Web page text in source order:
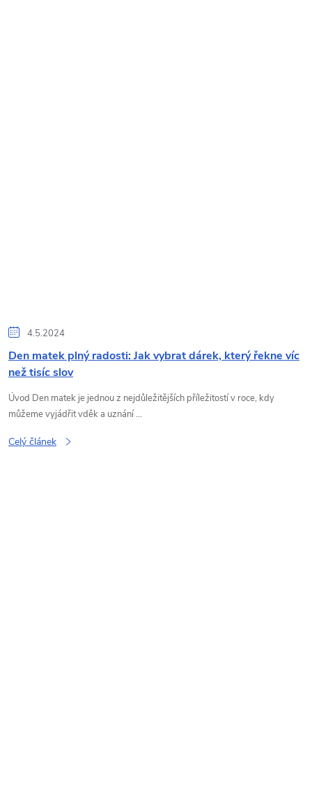
4.5.2024
Den matek plný radosti: Jak vybrat dárek, který řekne víc
než tisíc slov
Úvod Den matek je jednou z nejdůležitějších příležitostí v roce, kdy
můžeme vyjádřit vděk a uznání ...
Celý článek